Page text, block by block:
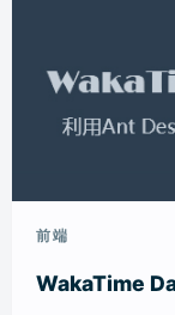
前端
WakaTime